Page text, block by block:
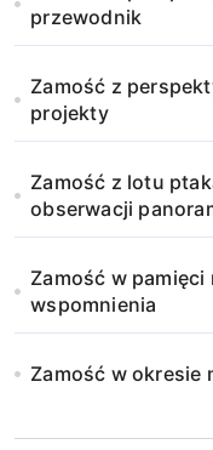
przewodnik
Zamość z
projekty
Zamość z lotu
obserwacji
Zamość w
wspomnienia
Zamość w okresie